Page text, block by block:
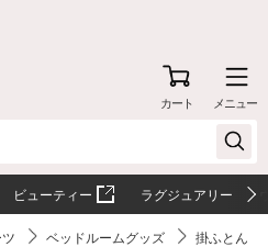
カート メニュー
ビューティー ラグジュアリー
ベッドルームグッズ 掛ふとん